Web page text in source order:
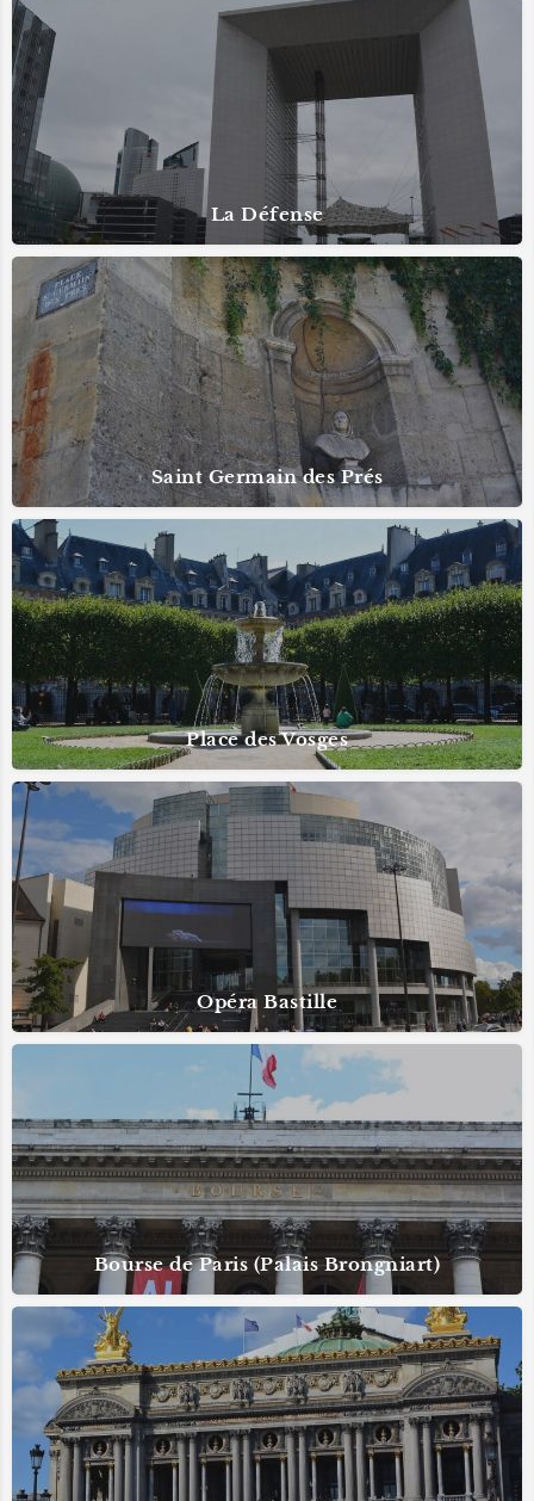
La Défense
Saint Germain des Prés
Place des Vosges
Opéra Bastille
Bourse de Paris (Palais Brongniart)